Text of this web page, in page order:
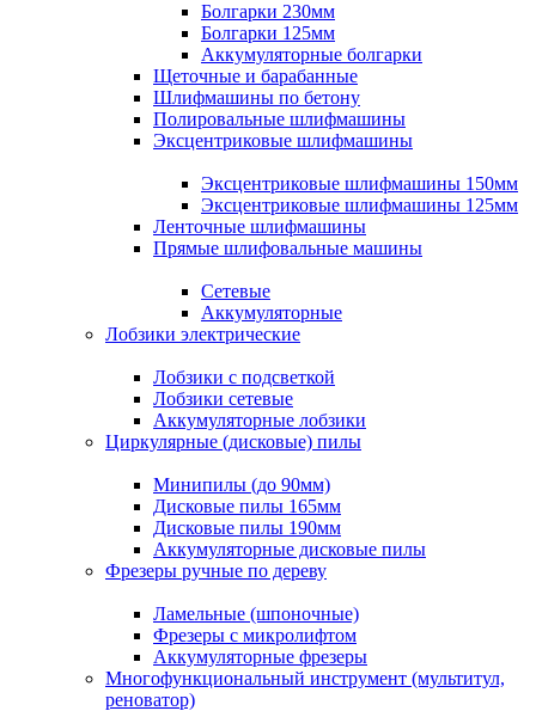
Болгарки 230мм
Болгарки 125мм
Аккумуляторные болгарки
Щеточные и барабанные
Шлифмашины по бетону
Полировальные шлифмашины
Эксцентриковые шлифмашины
Эксцентриковые шлифмашины 150мм
Эксцентриковые шлифмашины 125мм
Ленточные шлифмашины
Прямые шлифовальные машины
Сетевые
Аккумуляторные
Лобзики электрические
Лобзики с подсветкой
Лобзики сетевые
Аккумуляторные лобзики
Циркулярные (дисковые) пилы
Минипилы (до 90мм)
Дисковые пилы 165мм
Дисковые пилы 190мм
Аккумуляторные дисковые пилы
Фрезеры ручные по дереву
Ламельные (шпоночные)
Фрезеры с микролифтом
Аккумуляторные фрезеры
Многофункциональный инструмент (мультитул,
реноватор)